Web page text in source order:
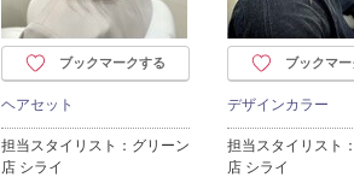
ブックマークする
ヘアセット
担当スタイリスト：グリーン
店 シライ
ブックマー
デザインカラー
担当スタイリスト
店 シライ